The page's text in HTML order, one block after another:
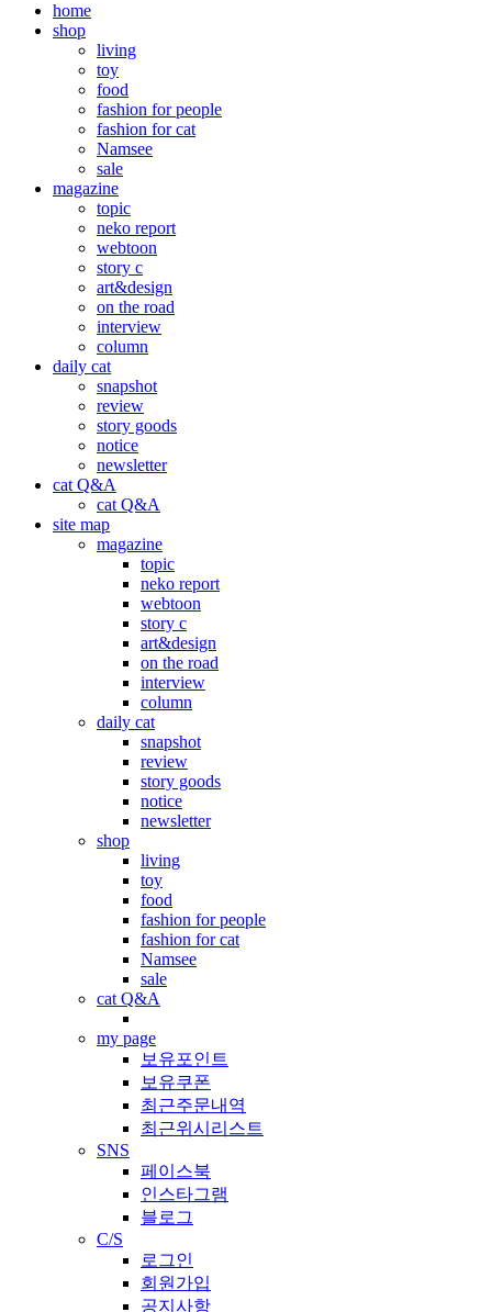
home
shop
living
toy
food
fashion for people
fashion for cat
Namsee
sale
magazine
topic
neko report
webtoon
story c
art&design
on the road
interview
column
daily cat
snapshot
review
story goods
notice
newsletter
cat Q&A
cat Q&A
site map
magazine
topic
neko report
webtoon
story c
art&design
on the road
interview
column
daily cat
snapshot
review
story goods
notice
newsletter
shop
living
toy
food
fashion for people
fashion for cat
Namsee
sale
cat Q&A
my page
보유포인트
보유쿠폰
최근주문내역
최근위시리스트
SNS
페이스북
인스타그램
블로그
C/S
로그인
회원가입
공지사항